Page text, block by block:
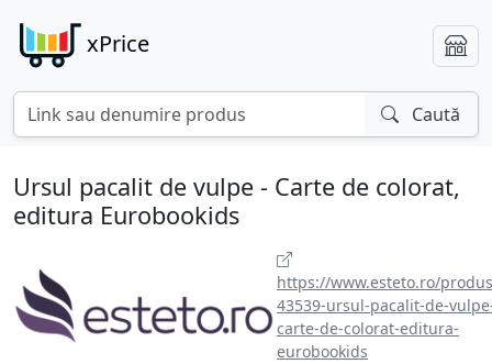
xPrice
Caută
Ursul pacalit de vulpe - Carte de colorat,
editura Eurobookids
https://www.esteto.ro/
43539-ursul-pacalit-de-
carte-de-colorat-editura-
eurobookids